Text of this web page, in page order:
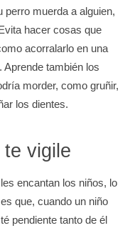
perro muerda a alguien,
hacer cosas que
acorralarlo en una
también los
morder, como gruñir,
los dientes.
vigile
encantan los niños, lo
que, cuando un niño
pendiente tanto de él